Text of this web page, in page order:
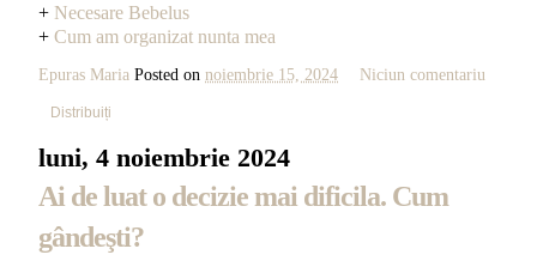
+ Necesare Bebelus
+ Cum am organizat nunta mea
Epuras Maria Posted on noiembrie 15, 2024 Niciun comentariu
Distribuiți
luni, 4 noiembrie 2024
Ai de luat o decizie mai dificila. Cum
gândeşti?